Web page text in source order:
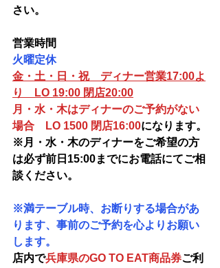
さい。
営業時間
火曜定休
金・土・日・祝　ディナー営業17:00よ
り　LO 19:00 閉店20:00
月・水・木はディナーのご予約がない
場合　LO 1500 閉店16:00になります。
※月・水・木のディナーをご希望の方
は必ず前日15:00までにお電話にてご相
談ください。
※満テーブル時、お断りする場合があ
ります、事前のご予約を心よりお願い
します。
店内で兵庫県のGO TO EAT商品券ご利